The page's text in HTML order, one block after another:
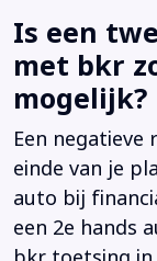
Is een
met bkr
mogelijk?
Een
einde van je
auto bij
een 2e hands